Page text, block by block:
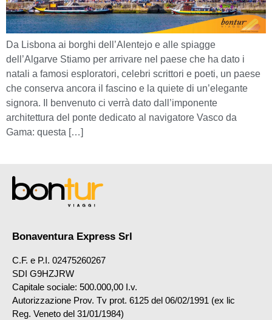
Da Lisbona ai borghi dell’Alentejo e alle spiagge
dell’Algarve Stiamo per arrivare nel paese che ha dato i
natali a famosi esploratori, celebri scrittori e poeti, un paese
che conserva ancora il fascino e la quiete di un’elegante
signora. Il benvenuto ci verrà dato dall’imponente
architettura del ponte dedicato al navigatore Vasco da
Gama: questa […]
Bonaventura Express Srl
C.F. e P.I. 02475260267
SDI G9HZJRW
Capitale sociale: 500.000,00 I.v.
Autorizzazione Prov. Tv prot. 6125 del 06/02/1991 (ex lic
Reg. Veneto del 31/01/1984)